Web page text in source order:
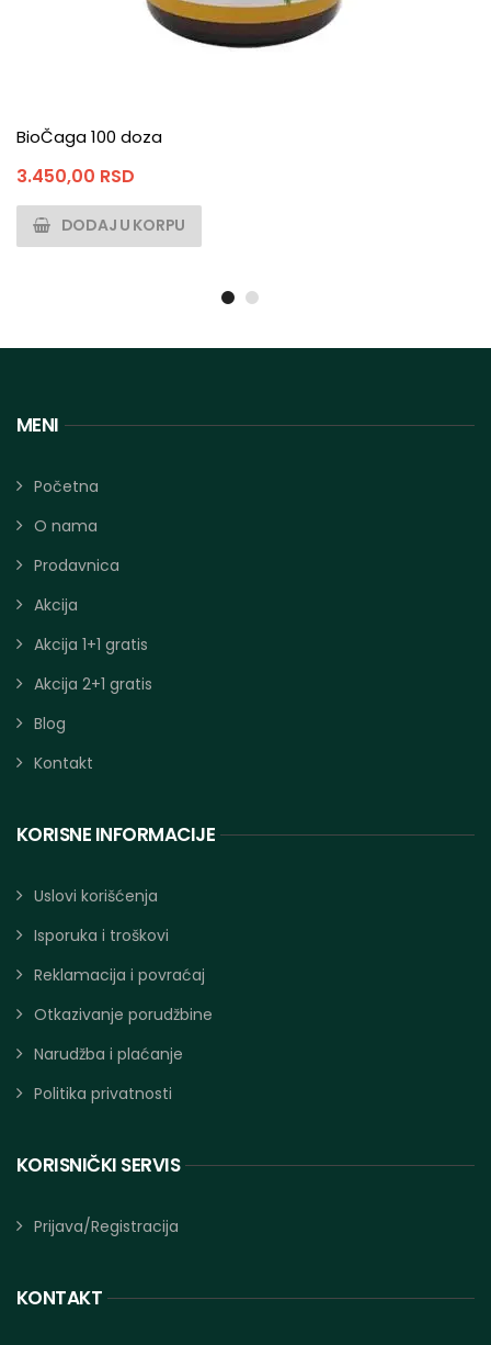
BioČaga 100 doza
3.450,00 RSD
DODAJ U KORPU
MENI
Početna
O nama
Prodavnica
Akcija
Akcija 1+1 gratis
Akcija 2+1 gratis
Blog
Kontakt
KORISNE INFORMACIJE
Uslovi korišćenja
Isporuka i troškovi
Reklamacija i povraćaj
Otkazivanje porudžbine
Narudžba i plaćanje
Politika privatnosti
KORISNIČKI SERVIS
Prijava/Registracija
KONTAKT